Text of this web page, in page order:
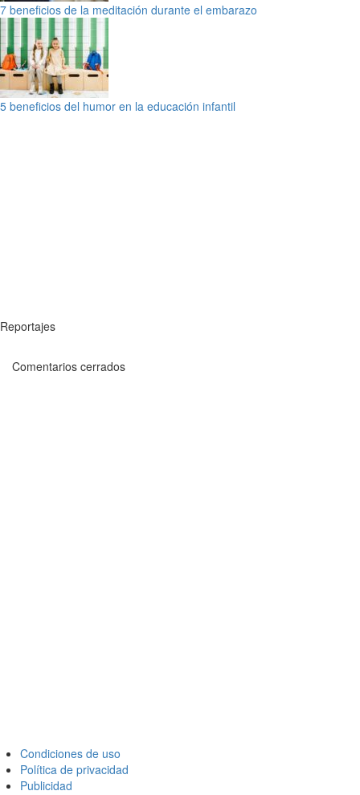
7 beneficios de la meditación durante el embarazo
5 beneficios del humor en la educación infantil
Reportajes
Comentarios cerrados
Condiciones de uso
Política de privacidad
Publicidad